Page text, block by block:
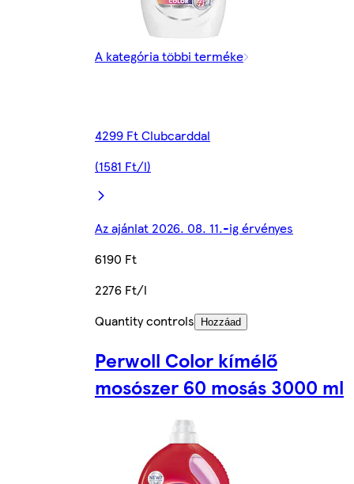
A kategória többi terméke
4299 Ft Clubcarddal
(1581 Ft/l)
Az ajánlat 2026. 08. 11.-ig érvényes
6190 Ft
2276 Ft/l
Quantity controls
Hozzáad
Perwoll Color kímélő
mosószer 60 mosás 3000 ml